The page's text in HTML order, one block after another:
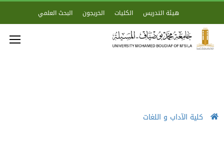
هيئة التدريس الكليات الخريجون البحث العلمي
كلية الآداب و اللغات